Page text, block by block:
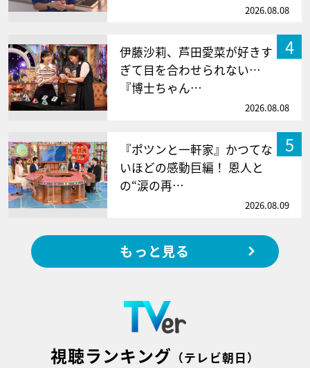
2026.08.08
4
伊藤沙莉、芦田愛菜が好きす
ぎて目を合わせられない…
『博士ちゃん…
2026.08.08
5
『ポツンと一軒家』かつてな
いほどの感動巨編！ 恩人と
の“涙の再…
2026.08.09
もっと見る
視聴ランキング （テレビ朝日）